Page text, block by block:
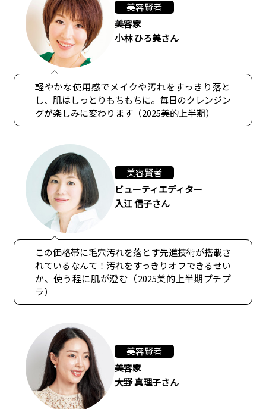
美容賢者
美容家
小林 ひろ美さん
軽やかな使用感でメイクや汚れをすっきり落と
し、肌はしっとりもちもちに。毎日のクレンジン
グが楽しみに変わります（2025美的上半期）
美容賢者
ビューティエディター
入江 信子さん
この価格帯に毛穴汚れを落とす先進技術が搭載さ
れているなんて！汚れをすっきりオフできるせい
か、使う程に肌が澄む（2025美的上半期プチプ
ラ）
美容賢者
美容家
大野 真理子さん